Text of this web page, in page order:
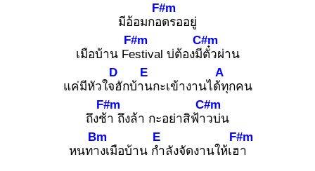
มีอ้อมกอด
F#m
รออยู่
เมือบ้าน Fes
F#m
tival บ่ต้องมีตั๋
C#m
วผ่าน
แค่มีหัวใจฮั
D
กบ้าน
E
กะเข้างานได้ทุ
A
กคน
ถึงช้า
F#m
ถึงล้า กะอย่าสิฟ้าว
C#m
บ่น
หนทาง
Bm
เมือบ้าน กำ
E
ลังจัดงานให้เฮา
F#m